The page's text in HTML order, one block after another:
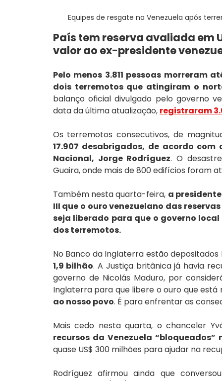
Equipes de resgate na Venezuela após
País tem reserva avaliada em
valor ao ex-presidente
Pelo menos 3.811 pessoas
dois terremotos que atingiram o
balanço oficial divulgado pelo governo
data da última atualização, registraram
Os terremotos consecutivos, de
17.907 desabrigados, de acordo
Nacional, Jorge Rodríguez. O
Guaira, onde mais de 800 edifícios foram
Também nesta quarta-feira, a
III que o ouro venezuelano das
seja liberado para que o governo
dos terremotos.
No Banco da Inglaterra estão
1,9 bilhão. A Justiça britânica já havia
governo de Nicolás Maduro, por
Inglaterra para que libere o ouro que
ao nosso povo. É para enfrentar as
Mais cedo nesta quarta, o chanceler
recursos da Venezuela “bloqueados”
quase US$ 300 milhões para ajudar na
Rodríguez afirmou ainda que